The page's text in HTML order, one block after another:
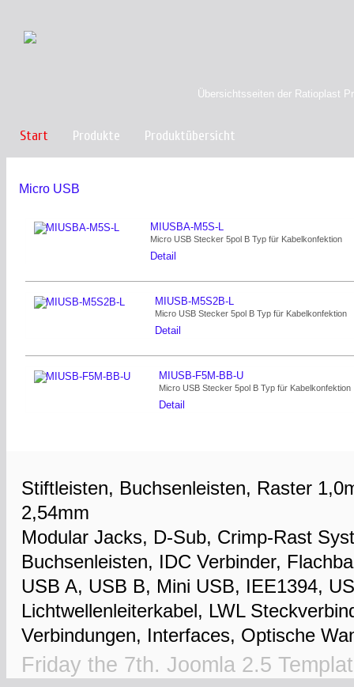
Übersichtsseiten der Ratioplast
Start Produkte Produktübersicht
Micro USB
MIUSBA-M5S-L
Micro USB Stecker 5pol B Typ für Kabelkonfektion
Detail
MIUSB-M5S2B-L
Micro USB Stecker 5pol B Typ für Kabelkonfektion
Detail
MIUSB-F5M-BB-U
Micro USB Stecker 5pol B Typ für Kabelkonfektion
Detail
Stiftleisten, Buchsenleisten, Raster
2,54mm
Modular Jacks, D-Sub, Crimp-Rast
Buchsenleisten, IDC Verbinder,
USB A, USB B, Mini USB, IEE1394,
Lichtwellenleiterkabel, LWL
Verbindungen, Interfaces, Optische
Friday the 7th. Joomla 2.5